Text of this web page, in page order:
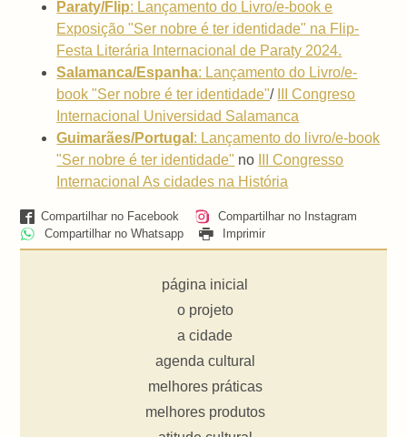
Paraty/Flip: Lançamento do Livro/e-book e
Exposição "Ser nobre é ter identidade" na Flip-
Festa Literária Internacional de Paraty 2024.
Salamanca/Espanha: Lançamento do Livro/e-
book "Ser nobre é ter identidade"/
III Congreso
Internacional Universidad Salamanca
Guimarães/Portugal : Lançamento do livro/e-book
"Ser nobre é ter identidade" no
III Congresso
Internacional As cidades na História
Compartilhar no Facebook
Compartilhar no Instagram
Compartilhar no Whatsapp
Imprimir
página inicial
o projeto
a cidade
agenda cultural
melhores práticas
melhores produtos